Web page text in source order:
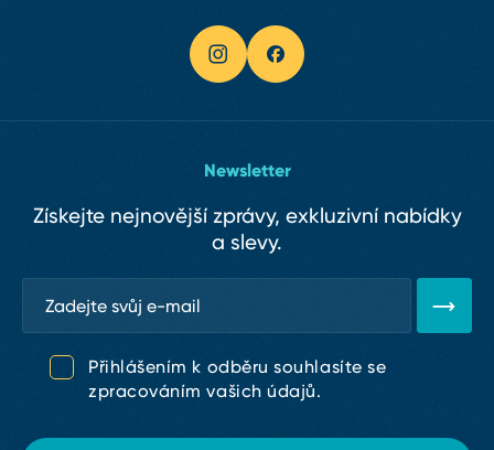
Newsletter
Získejte nejnovější zprávy, exkluzivní nabídky
a slevy.
Přihlášením k odběru souhlasíte se
zpracováním vašich údajů.